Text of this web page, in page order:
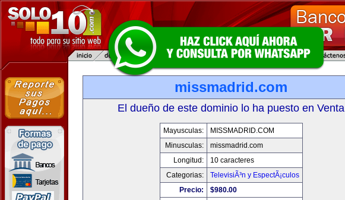
missmadrid.com
El dueño de este dominio lo ha puesto en Venta
Mayusculas:
MISSMADRID.COM
Minusculas:
missmadrid.com
Longitud:
10 caracteres
Categorias:
TelevisiÃ³n y EspectÃ¡culos
Precio:
$980.00